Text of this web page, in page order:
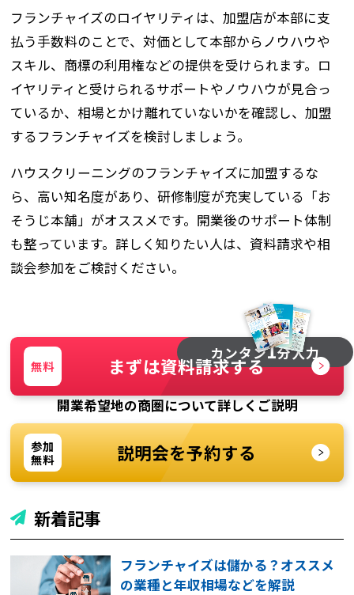
フランチャイズのロイヤリティは、加盟店が本部に支
払う手数料のことで、対価として本部からノウハウや
スキル、商標の利用権などの提供を受けられます。ロ
イヤリティと受けられるサポートやノウハウが見合っ
ているか、相場とかけ離れていないかを確認し、加盟
するフランチャイズを検討しましょう。
ハウスクリーニングのフランチャイズに加盟するな
ら、高い知名度があり、研修制度が充実している「お
そうじ本舗」がオススメです。開業後のサポート体制
も整っています。詳しく知りたい人は、資料請求や相
談会参加をご検討ください。
カンタン1分入力
無料 まずは資料請求する
開業希望地の商圏について詳しくご説明
参加
無料
説明会を予約する
新着記事
フランチャイズは儲かる？オススメ
の業種と年収相場などを解説